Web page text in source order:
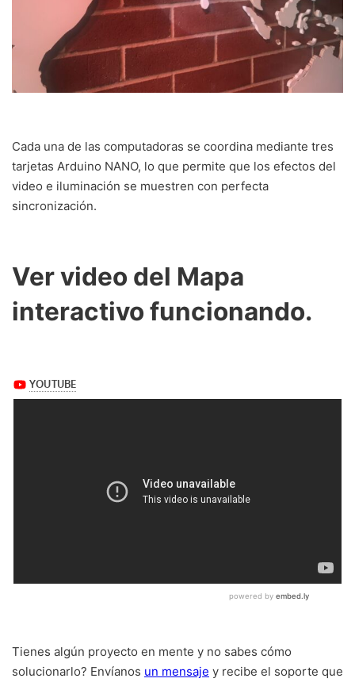
Cada una de las computadoras se coordina mediante tres
tarjetas Arduino NANO, lo que permite que los efectos del
video e iluminación se muestren con perfecta
sincronización.
Ver video del Mapa
interactivo funcionando.
Tienes algún proyecto en mente y no sabes cómo
solucionarlo? Envíanos un mensaje y recibe el soporte que